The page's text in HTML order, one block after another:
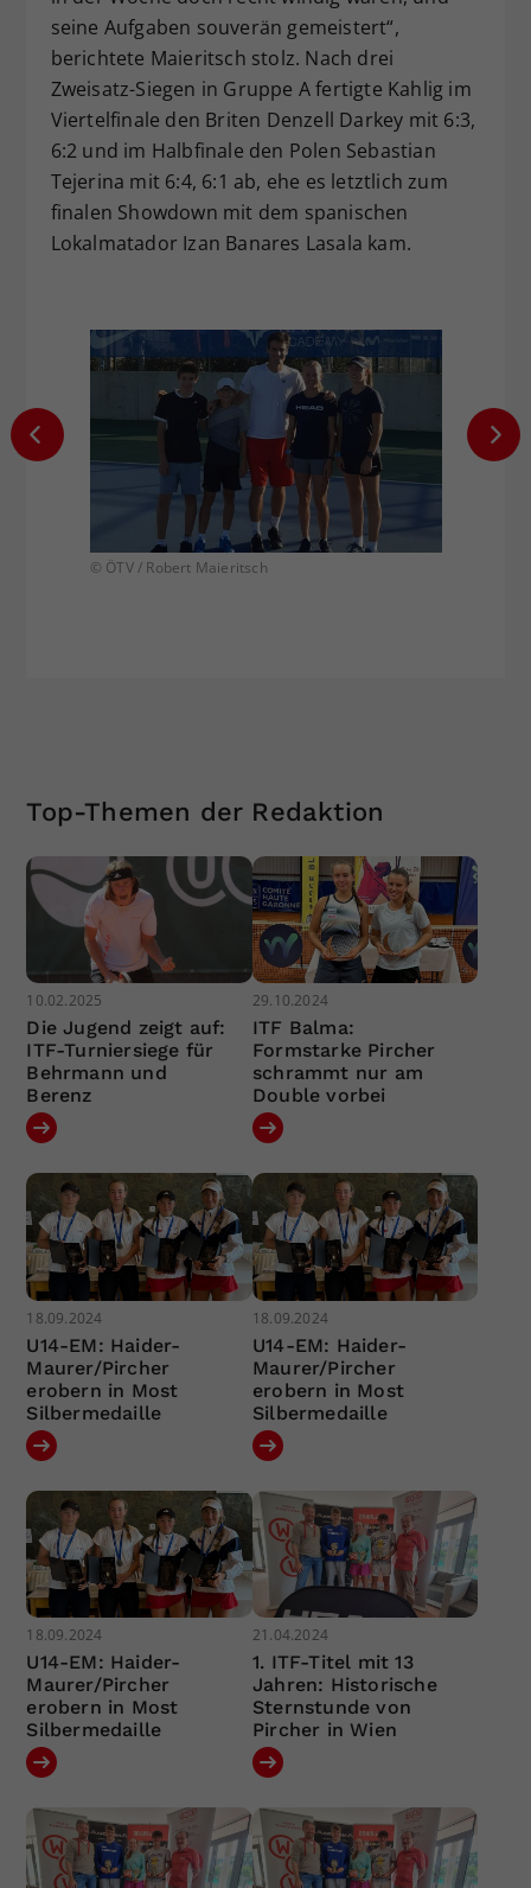
seine Aufgaben souverän gemeistert“,
berichtete Maieritsch stolz. Nach drei
Zweisatz-Siegen in Gruppe A fertigte Kahlig im
Viertelfinale den Briten Denzell Darkey mit 6:3,
6:2 und im Halbfinale den Polen Sebastian
Tejerina mit 6:4, 6:1 ab, ehe es letztlich zum
finalen Showdown mit dem spanischen
Lokalmatador Izan Banares Lasala kam.
© ÖTV / Robert Maieritsch
Top-Themen der Redaktion
10.02.2025
Die Jugend zeigt auf:
ITF-Turniersiege für
Behrmann und
Berenz
29.10.2024
ITF Balma:
Formstarke Pircher
schrammt nur am
Double vorbei
18.09.2024
U14-EM: Haider-
Maurer/Pircher
erobern in Most
Silbermedaille
18.09.2024
U14-EM: Haider-
Maurer/Pircher
erobern in Most
Silbermedaille
18.09.2024
U14-EM: Haider-
Maurer/Pircher
erobern in Most
Silbermedaille
21.04.2024
1. ITF-Titel mit 13
Jahren: Historische
Sternstunde von
Pircher in Wien